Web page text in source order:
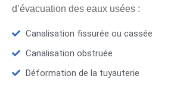
d’évacuation des eaux usées :
Canalisation fissurée ou cassée
Canalisation obstruée
Déformation de la tuyauterie